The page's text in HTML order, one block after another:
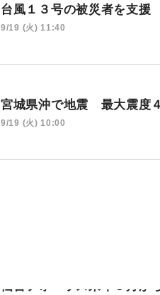
台風１３号の被災者を支
9/19 (火) 11:40
宮城県沖で地震 最大震度
9/19 (火) 10:00
仙台フォーラス来年３月